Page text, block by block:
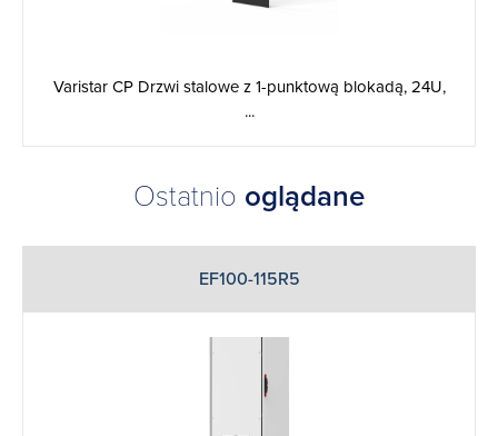
Varistar CP Drzwi stalowe z 1-punktową blokadą, 24U,
...
Ostatnio oglądane
EF100-115R5